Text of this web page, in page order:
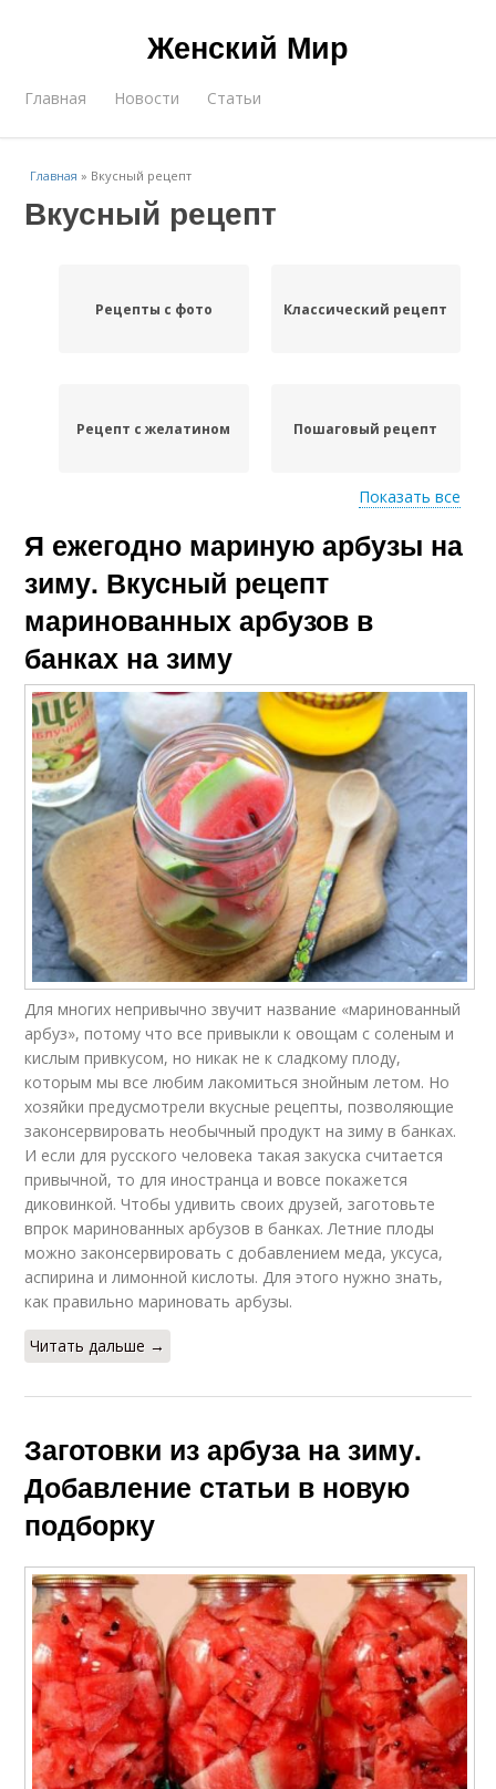
Женский Мир
Главная Новости Статьи
Главная » Вкусный рецепт
Вкусный рецепт
Рецепты с фото Классический рецепт
Рецепт с желатином Пошаговый рецепт
Рецепт с фото Рецепт с аспирином
Быстрые рецепты
Рецепт без
стерилизации
Рецепты на зиму
Оригинальные
рецепты
Рецепт с медом
Вкусные рецепты
Рецепты с лимонной
кислотой
Удачные рецепты Удачный рецепт
Классические
рецепты
Рецепт в домашних
условиях
Ингредиенты в
Рецепт на скорую
руку
Рецепт на 3-литровую
банку
Пошаговые рецепты Рецепты без варки
Показать все
Я ежегодно мариную арбузы на
зиму. Вкусный рецепт
маринованных арбузов в
банках на зиму
Для многих непривычно звучит название «маринованный
арбуз», потому что все привыкли к овощам с соленым и
кислым привкусом, но никак не к сладкому плоду,
которым мы все любим лакомиться знойным летом. Но
хозяйки предусмотрели вкусные рецепты, позволяющие
законсервировать необычный продукт на зиму в банках.
И если для русского человека такая закуска считается
привычной, то для иностранца и вовсе покажется
диковинкой. Чтобы удивить своих друзей, заготовьте
впрок маринованных арбузов в банках. Летние плоды
можно законсервировать с добавлением меда, уксуса,
аспирина и лимонной кислоты. Для этого нужно знать,
как правильно мариновать арбузы.
Читать дальше →
Заготовки из арбуза на зиму.
Добавление статьи в новую
подборку